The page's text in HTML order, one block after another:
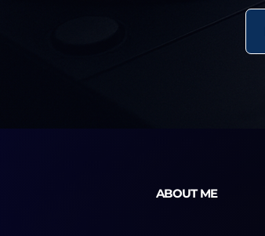
ABOUT ME